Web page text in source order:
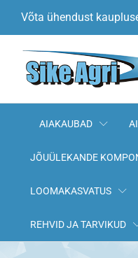
Võta ühendust
AIAKAUBAD
JÕUÜLEKANDE
LOOMAKASVATUS
REHVID JA TARVIKUD